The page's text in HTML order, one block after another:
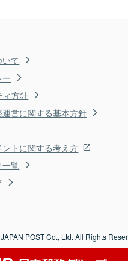
て
ィ方針
営に関する基本方針
トに関する考え方
覧
POST Co., Ltd. All Rights